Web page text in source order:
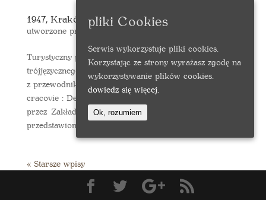
1947, Kraków
utworzone przez
Turystyczny plan Krakowa stanowi załącznik do
trójjęzycznego przewodnika “Najnowszy plan Krakowa
z przewodnikiem : Two days at Cracow deux jours a
cracovie : Deux jours a Cracovie“ wydanego
przez Zakłady Graficzne “Styl” w Krakowie. Na planie
przedstawiono...
« Starsze wpisy
pliki Cookies
Serwis wykorzystuje pliki cookies.
Korzystając ze strony wyrażasz zgodę na
wykorzystywanie plików cookies.
dowiedz się więcej.
Ok, rozumiem